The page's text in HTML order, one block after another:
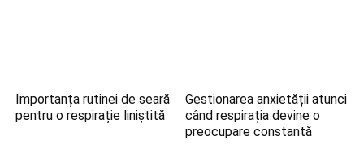
Importanța rutinei de seară
pentru o respirație liniștită
Gestionarea anxietății atunci
când respirația devine o
preocupare constantă